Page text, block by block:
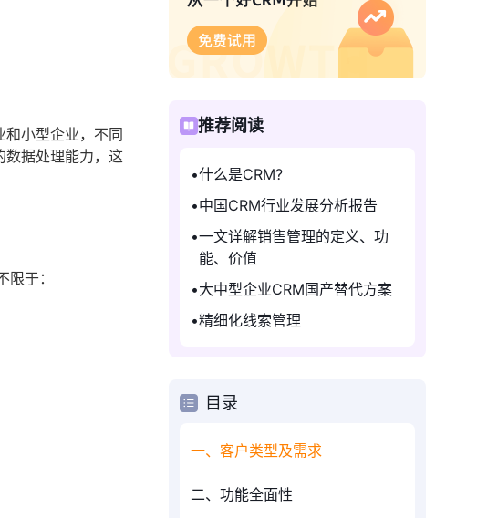
小型企业，不同
数据处理能力，这
于：
推荐阅读
什么是CRM?
中国CRM行业发展分析报告
一文详解销售管理的定义、功
能、价值
大中型企业CRM国产替代方案
精细化线索管理
目录
一、客户类型及需求
二、功能全面性